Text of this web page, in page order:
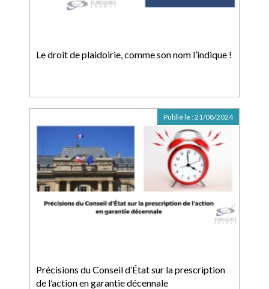
Le droit de plaidoirie, comme son nom l’indique !
Précisions du Conseil d’État sur la prescription
de l’action en garantie décennale
Publié le :21/08/2024